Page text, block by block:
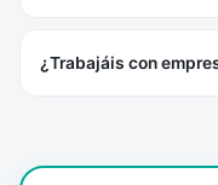
¿Trabajáis con